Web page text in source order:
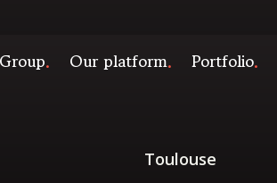
Our platform Portfolio
Toulouse